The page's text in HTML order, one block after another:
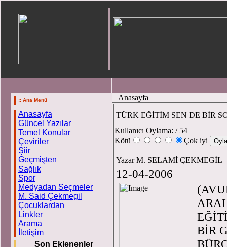
:: Ana Menü
Anasayfa
Güncel Yazılar
Temel Konular
Çeviriler
Şiir
Geçmişten
Sağlık
Spor
Medyadan Seçmeler
M. Said Çekmegil
Çocuklardan
Linkler
Arama
İletişim
Son Eklenenler
Anasayfa
TÜRK EĞİTİM SEN DE BİR
Kullanıcı Oylama: / 54
Kötü
Çok iyi
Yazar M. SELAMİ ÇEKMEGİL
12-04-2006
BİR